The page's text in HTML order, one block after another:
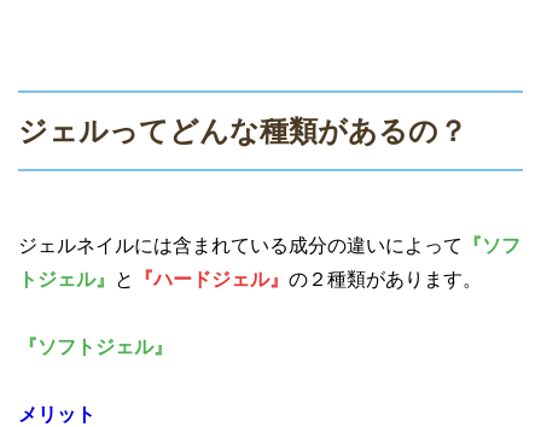
ジェルってどんな種類があるの？
ジェルネイルには含まれている成分の違いによって
『ソフ
トジェル』
と 『ハードジェル』 の２種類があります。
『ソフトジェル』
メリット